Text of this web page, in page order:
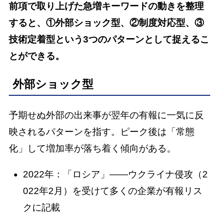
前項で取り上げた急増キーワードの動きを整理
すると、①外部ショック型、②制度対応型、③
技術定着型という3つのパターンとして捉えるこ
とができる。
外部ショック型
予期せぬ外部の出来事が翌年の有報に一気に反
映されるパターンを指す。ピーク後は「常態
化」して増加率が落ち着く傾向がある。
2022年：「ロシア」——ウクライナ侵攻（2
022年2月）を受けて多くの企業が有報リス
クに記載